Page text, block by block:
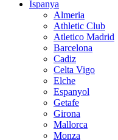
Ispanya
Almeria
Athletic Club
Atletico Madrid
Barcelona
Cadiz
Celta Vigo
Elche
Espanyol
Getafe
Girona
Mallorca
Monza